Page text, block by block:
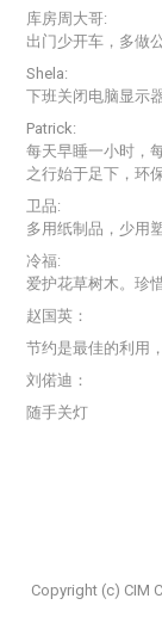
库房周大哥:
出门少开车，多做
Shela:
下班关闭电脑显示
Patrick:
每天早睡一小时，
之行始于足下，环
卫品:
多用纸制品，少用
冷福:
爱护花草树木。珍
赵国英：
节约是最佳的利用
刘偌迪：
随手关灯
Copyright (c) CIM